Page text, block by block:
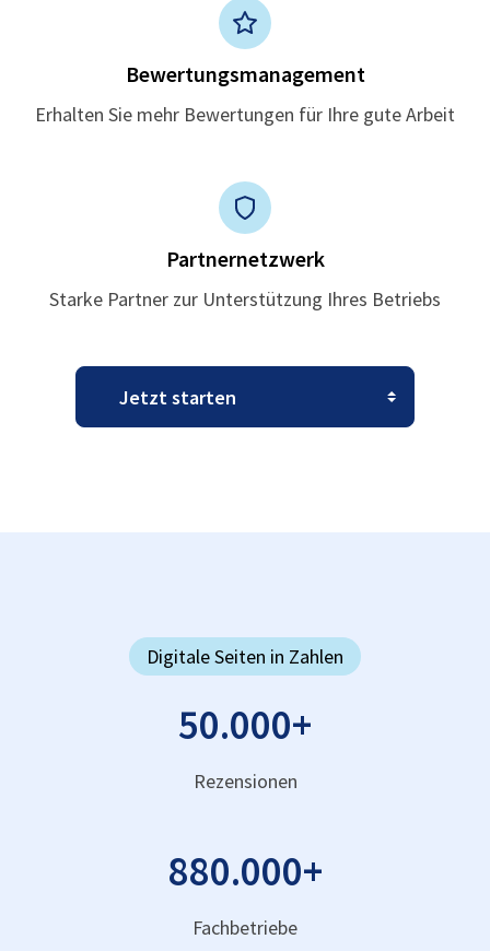
Bewertungsmanagement
Erhalten Sie mehr Bewertungen für Ihre gute Arbeit
Partnernetzwerk
Starke Partner zur Unterstützung Ihres Betriebs
Digitale Seiten in Zahlen
50.000+
Rezensionen
880.000+
Fachbetriebe